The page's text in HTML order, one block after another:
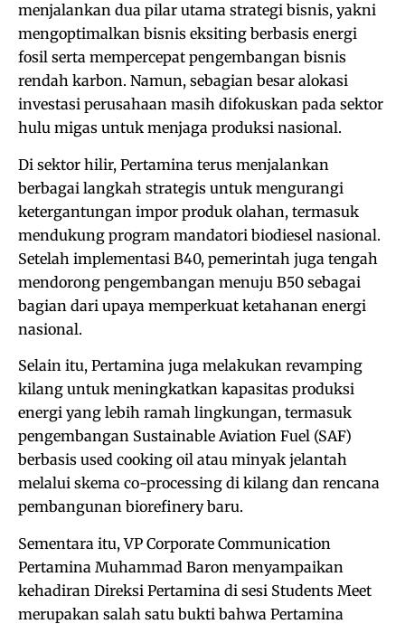
menjalankan dua pilar utama strategi bisnis, yakni
mengoptimalkan bisnis eksiting berbasis energi
fosil serta mempercepat pengembangan bisnis
rendah karbon. Namun, sebagian besar alokasi
investasi perusahaan masih difokuskan pada sektor
hulu migas untuk menjaga produksi nasional.
Di sektor hilir, Pertamina terus menjalankan
berbagai langkah strategis untuk mengurangi
ketergantungan impor produk olahan, termasuk
mendukung program mandatori biodiesel nasional.
Setelah implementasi B40, pemerintah juga tengah
mendorong pengembangan menuju B50 sebagai
bagian dari upaya memperkuat ketahanan energi
nasional.
Selain itu, Pertamina juga melakukan revamping
kilang untuk meningkatkan kapasitas produksi
energi yang lebih ramah lingkungan, termasuk
pengembangan Sustainable Aviation Fuel (SAF)
berbasis used cooking oil atau minyak jelantah
melalui skema co-processing di kilang dan rencana
pembangunan biorefinery baru.
Sementara itu, VP Corporate Communication
Pertamina Muhammad Baron menyampaikan
kehadiran Direksi Pertamina di sesi Students Meet
merupakan salah satu bukti bahwa Pertamina